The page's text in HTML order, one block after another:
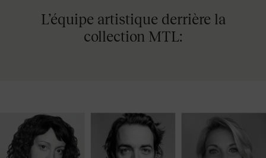
L’équipe artistique derrière la
collection MTL: